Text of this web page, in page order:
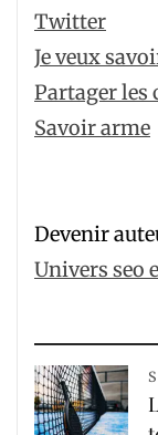
Twitter
Je veux
Partager les
Savoir arme
Devenir
Univers seo